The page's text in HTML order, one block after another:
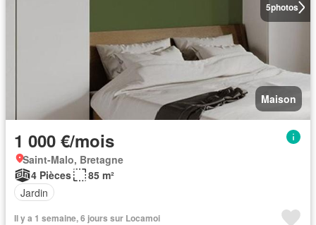
5photos
Maison
1 000 €/mois
Saint-Malo, Bretagne
4 Pièces
85 m²
Jardin
Il y a 1 semaine, 6 jours sur Locamoi